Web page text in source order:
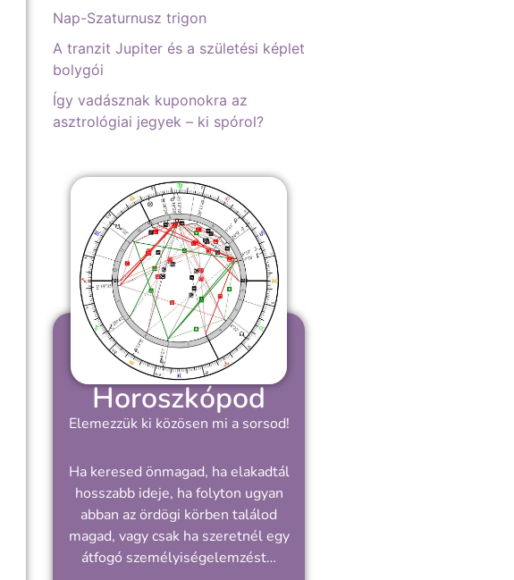
Nap-Szaturnusz trigon
A tranzit Jupiter és a születési képlet
bolygói
Így vadásznak kuponokra az
asztrológiai jegyek – ki spórol?
Horoszkópod
Elemezzük ki közösen mi a sorsod!
Ha keresed önmagad, ha elakadtál
hosszabb ideje, ha folyton ugyan
abban az ördögi körben találod
magad, vagy csak ha szeretnél egy
átfogó személyiségelemzést…